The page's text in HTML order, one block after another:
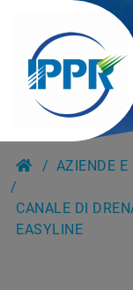
AZIENDE E
CANALE DI
EASYLINE